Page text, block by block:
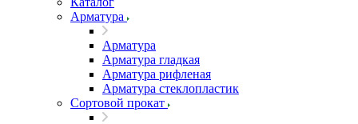
Арматура
Арматура
Арматура гладкая
Арматура рифленая
Арматура стеклопластик
Сортовой прокат